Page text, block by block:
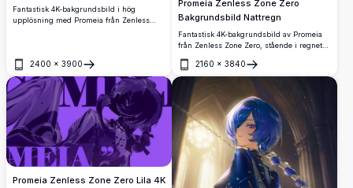
Fantastisk 4K-bakgrundsbild i hög
upplösning med Promeia från Zenless
månfaser.
2400 × 3900
Öppna
Promeia Zenless Zone Zero
Bakgrundsbild Nattregn
Fantastisk 4K-bakgrundsbild av Promeia
från Zenless Zone Zero, stående i regnet
under en fullmåne. Visar hennes ikoniska
lila flätade hår, mörk kappa och mekanisk
rustning i en mörk cyberpunk-stadsmiljö.
2160 × 3840
Öppna
Promeia Zenless Zone Zero Lila 4K